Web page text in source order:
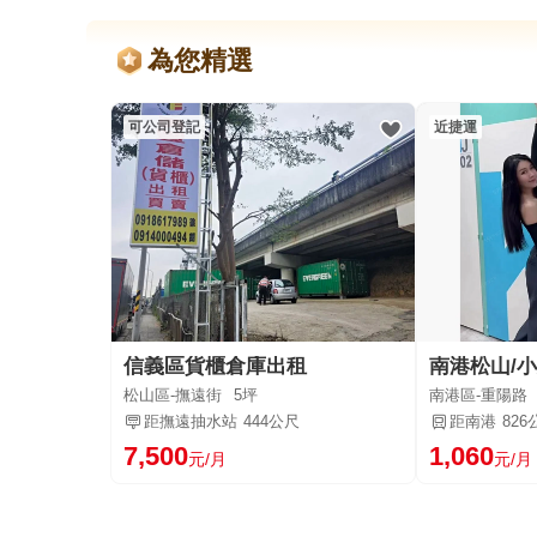
為您精選
可公司登記
信義區貨櫃倉庫出租
松山區-撫遠街
5坪
距撫遠抽水站 444公尺
7,500元/月
近捷運
南港區-重陽路
距南港 826
1,060元/月